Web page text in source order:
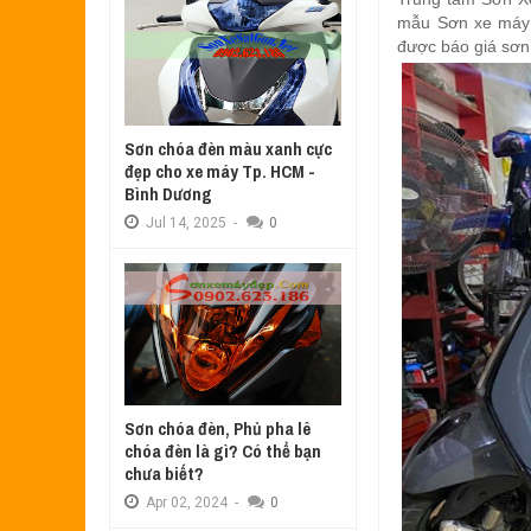
SƠN TEM ĐẤU XE NOUVO LX MÀU
Jul 31,
SƠN XE ATTILA ELIZABETH PHỐI
Jun
SƠN XE NOUVO LX PHỐI MÀU
May
SƠN ĐỔI MÀU GÓC NHÌN HONDA
SƠN PHỐI MÀU XE ATTILA
Mar
mẫu Sơn xe máy
được báo giá sơn
Sơn chóa đèn màu xanh cực
đẹp cho xe máy Tp. HCM -
Bình Dương
Jul 14, 2025 - 0
Sơn chóa đèn, Phủ pha lê
chóa đèn là gì? Có thể bạn
chưa biết?
Apr 02, 2024 - 0